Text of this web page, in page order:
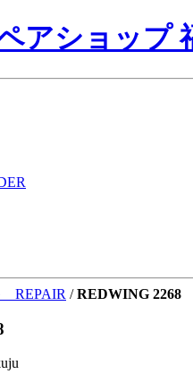
アショップ
REPAIR /REDWING 2268